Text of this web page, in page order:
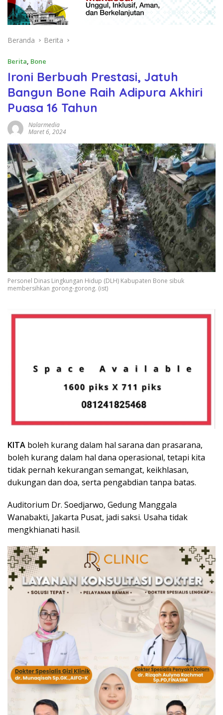
Beranda Berita
Berita, Bone
Ironi Berbuah Prestasi, Jatuh
Bangun Bone Raih Adipura Akhiri
Puasa 16 Tahun
Nalarmedia
Maret 6, 2024
Personel Dinas Lingkungan Hidup (DLH) Kabupaten Bone sibuk
membersihkan gorong-gorong. (ist)
KITA boleh kurang dalam hal sarana dan prasarana,
boleh kurang dalam hal dana operasional, tetapi kita
tidak pernah kekurangan semangat, keikhlasan,
dukungan dan doa, serta pengabdian tanpa batas.
Auditorium Dr. Soedjarwo, Gedung Manggala
Wanabakti, Jakarta Pusat, jadi saksi. Usaha tidak
mengkhianati hasil.